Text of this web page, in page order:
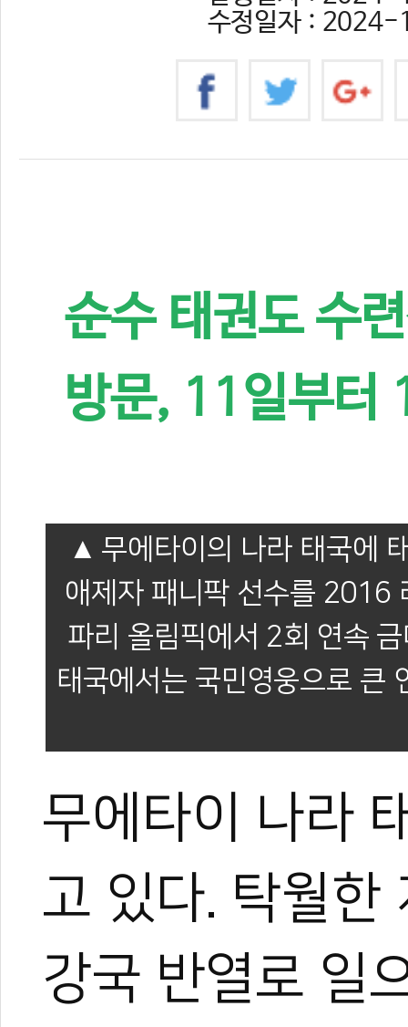
수정일자 :
순수 태권도 수
방문, 11일부터
무에타이의 나라 태국에
애제자 패니팍 선수를 2016
파리 올림픽에서 2회 연속
태국에서는 국민영웅으로 큰
무에타이 나라
고 있다. 탁월한
강국 반열로 일